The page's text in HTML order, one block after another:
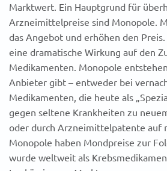
Marktwert. Ein Hauptgrund für
Arzneimittelpreise sind Monopole.
das Angebot und erhöhen den
eine dramatische Wirkung auf den
Medikamenten. Monopole
Anbieter gibt – entweder bei
Medikamenten, die heute als
gegen seltene Krankheiten zu
oder durch Arzneimittelpatente auf
Monopole haben Mondpreise zur
wurde weltweit als